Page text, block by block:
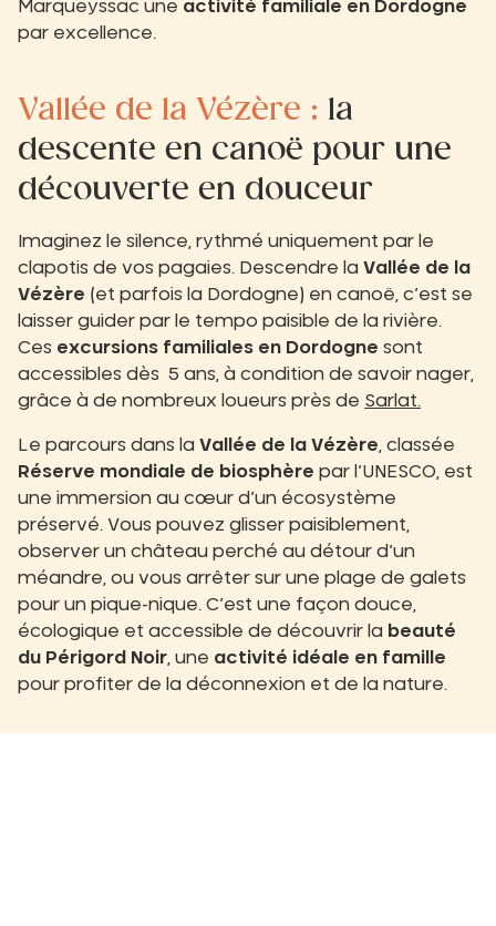
Marqueyssac une activité familiale en Dordogne
par excellence.
Vallée de la Vézère : la
descente en canoë pour une
découverte en douceur
Imaginez le silence, rythmé uniquement par le
clapotis de vos pagaies. Descendre la Vallée de la
Vézère (et parfois la Dordogne) en canoë, c’est se
laisser guider par le tempo paisible de la rivière.
Ces excursions familiales en Dordogne sont
accessibles dès 5 ans, à condition de savoir nager,
grâce à de nombreux loueurs près de Sarlat.
Le parcours dans la Vallée de la Vézère, classée
Réserve mondiale de biosphère par l’UNESCO, est
une immersion au cœur d’un écosystème
préservé. Vous pouvez glisser paisiblement,
observer un château perché au détour d’un
méandre, ou vous arrêter sur une plage de galets
pour un pique-nique. C’est une façon douce,
écologique et accessible de découvrir la beauté
du Périgord Noir, une activité idéale en famille
pour profiter de la déconnexion et de la nature.